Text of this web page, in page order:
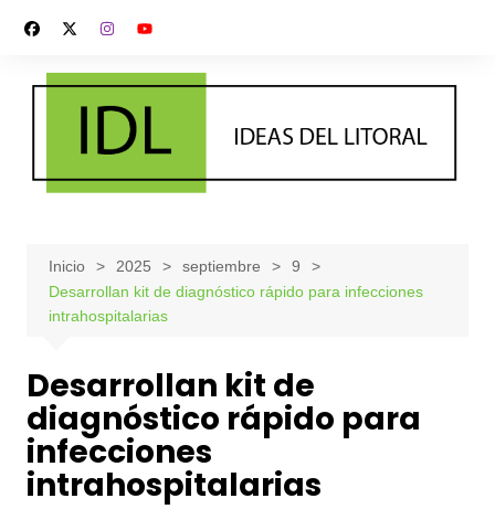
contenido
Inicio 2025 septiembre
9
Desarrollan kit de diagnóstico rápido para infecciones
intrahospitalarias
Desarrollan kit de
diagnóstico rápido para
infecciones
intrahospitalarias